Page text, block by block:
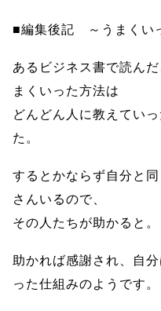
■編集後記 ～うまくい
あるビジネス書で読ん
まくいった方法は
どんどん人に教えてい
た。
するとかならず自分と
さんいるので、
その人たちが助かると。
助かれば感謝され、自
った仕組みのようです。